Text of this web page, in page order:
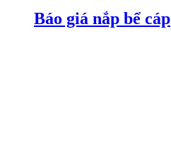
Báo giá nắp bể cáp